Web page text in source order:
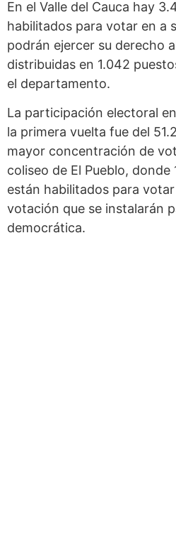
En el Valle del Cauca hay
habilitados para votar en a
podrán ejercer su derecho
distribuidas en 1.042
el departamento.
La participación electoral
la primera vuelta fue del
mayor concentración de
coliseo de El Pueblo,
están habilitados para
votación que se instalarán
democrática.